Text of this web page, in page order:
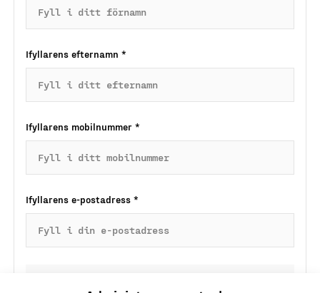
Ifyllarens efternamn *
Ifyllarens mobilnummer *
Ifyllarens e-postadress *